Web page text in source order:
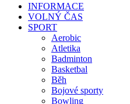
INFORMACE
VOLNÝ ČAS
SPORT
Aerobic
Atletika
Badminton
Basketbal
Běh
Bojové sporty
Bowling